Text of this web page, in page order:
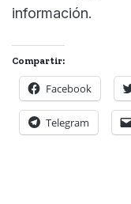
información.
Compartir:
Facebook
Telegram